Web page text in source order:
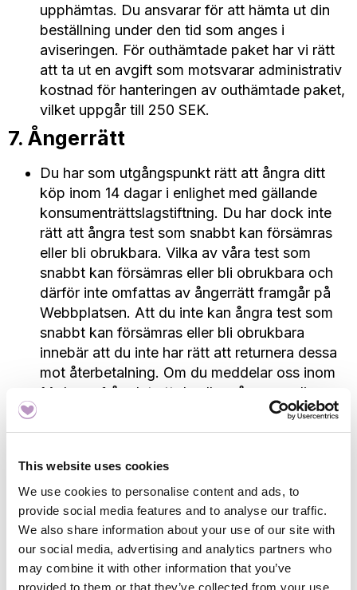
This website uses cookies
We use cookies to personalise content and ads, to
provide social media features and to analyse our traffic.
We also share information about your use of our site with
our social media, advertising and analytics partners who
may combine it with other information that you’ve
provided to them or that they’ve collected from your use
upphämtas. Du ansvarar för att hämta ut din
beställning under den tid som anges i
aviseringen. För outhämtade paket har vi rätt
att ta ut en avgift som motsvarar administrativ
kostnad för hanteringen av outhämtade paket,
vilket uppgår till 250 SEK.
7. Ångerrätt
Du har som utgångspunkt rätt att ångra ditt
köp inom 14 dagar i enlighet med gällande
konsumenträttslagstiftning. Du har dock inte
rätt att ångra test som snabbt kan försämras
eller bli obrukbara. Vilka av våra test som
snabbt kan försämras eller bli obrukbara och
därför inte omfattas av ångerrätt framgår på
Webbplatsen. Att du inte kan ångra test som
snabbt kan försämras eller bli obrukbara
innebär att du inte har rätt att returnera dessa
mot återbetalning. Om du meddelar oss inom
14 dagar från det att du eller någon av dig
angiven person mottar leveransen att du inte
vill skicka dina prover på analys i laboratorium
analys återbetald.
För köp av andra test än sådana som snabbt
kan försämras eller bli obrukbara har du inte
heller rätt att ångra dig om du har brutit någon
plombering på våra test. Anledningen till det är
att samtliga tester som säljs på Webbplatsen